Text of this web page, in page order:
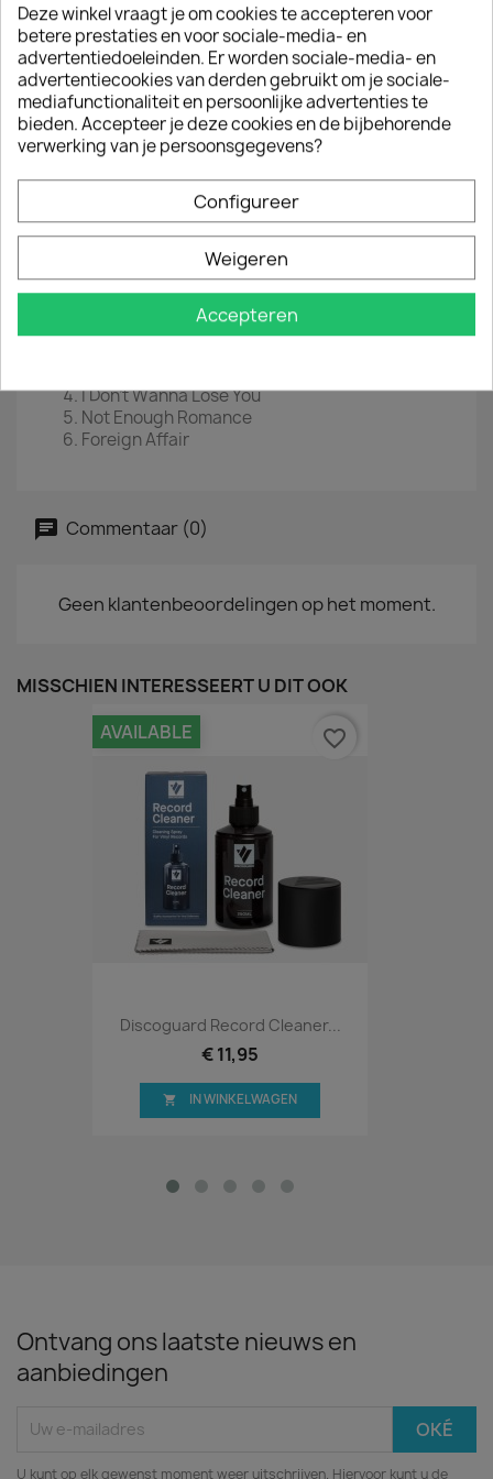
EAN 0190295176532
Jaar :2021
Disc 1
Steamy Windows
You Know Who (Is Doing You Know What)
Undercover Agent For The Blues
Look Me In The Heart
Be Tender With Me Baby
Disc 2
You Can't Stop Me Loving You
I Don't Wanna Lose You
Not Enough Romance
Foreign Affair
Commentaar (0)
Geen klantenbeoordelingen op het moment.
MISSCHIEN INTERESSEERT U DIT OOK
Discoguard Record Cleaner...
€ 11,95
AVAILABLE
 IN WINKELWAGEN
favorite_border
Ontvang ons laatste nieuws en
aanbiedingen
U kunt op elk gewenst moment weer uitschrijven. Hiervoor kunt u de
Deze winkel vraagt je om cookies te accepteren voor
betere prestaties en voor sociale-media- en
advertentiedoeleinden. Er worden sociale-media- en
advertentiecookies van derden gebruikt om je sociale-
mediafunctionaliteit en persoonlijke advertenties te
bieden. Accepteer je deze cookies en de bijbehorende
verwerking van je persoonsgegevens?
Configureer
Weigeren
Accepteren